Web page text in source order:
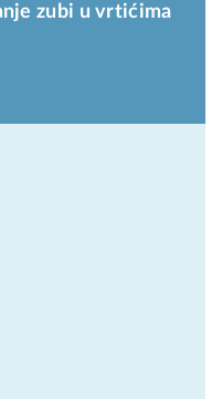
zubi u vrtićima